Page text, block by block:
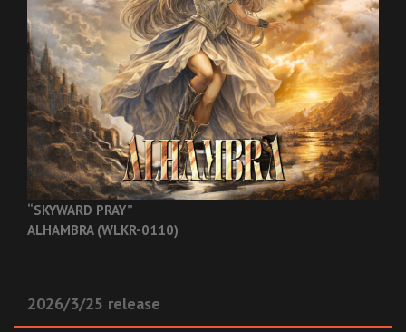
“SKYWARD PRAY”
ALHAMBRA (WLKR-0110)
2026/3/25 release